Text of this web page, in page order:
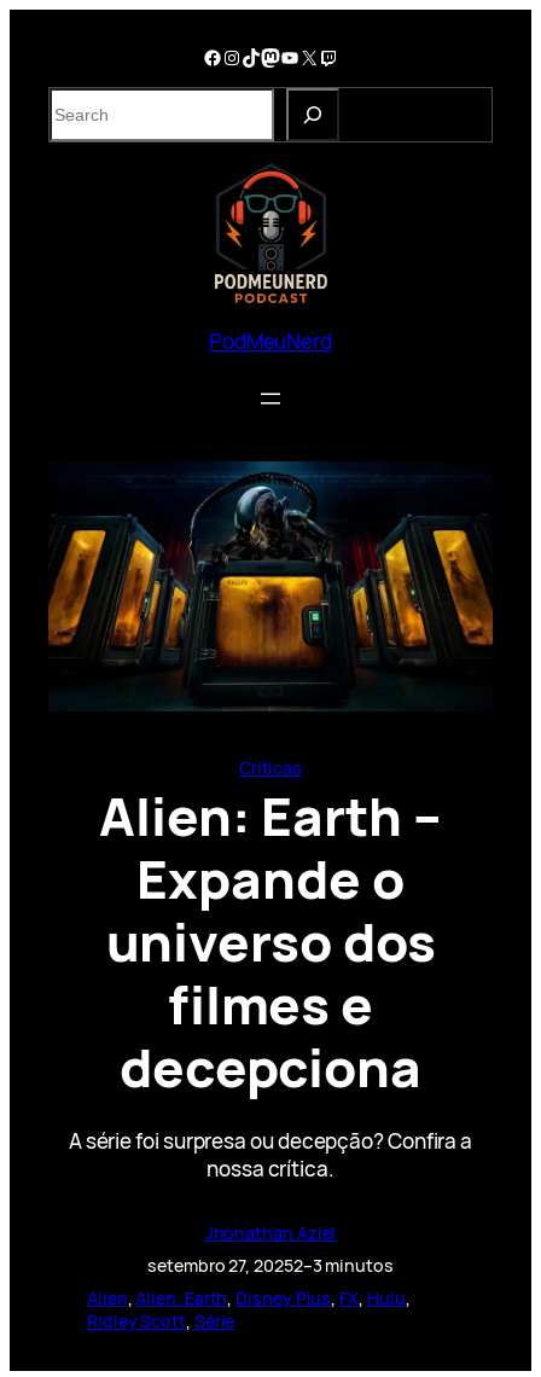
PodMeuNerd
Críticas
Alien: Earth –
Expande o
universo dos
filmes e
decepciona
A série foi surpresa ou decepção? Confira a
nossa crítica.
Jhonathan Aziel
setembro 27, 20252–3 minutos
Alien, Alien: Earth, Disney Plus, FX, Hulu
Ridley Scott, Série